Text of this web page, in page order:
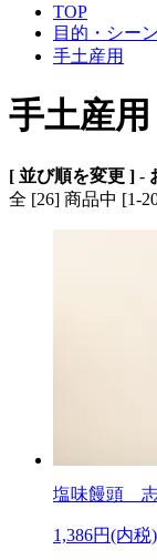
TOP
目的・シー
手土産用
手土産用
[ 並び順を変更 ] -
全 [26] 商品中 [1-
塩味饅頭 志
1,386円(内税)